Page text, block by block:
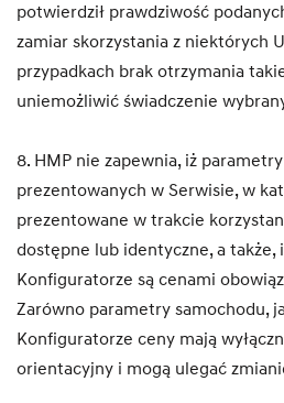
potwierdził prawdziwość
zamiar skorzystania z niektórych
przypadkach brak otrzymania
uniemożliwić świadczenie
8. HMP nie zapewnia, iż
prezentowanych w Serwisie, w
prezentowane w trakcie
dostępne lub identyczne, a także,
Konfiguratorze są cenami
Zarówno parametry samochodu,
Konfiguratorze ceny mają
orientacyjny i mogą ulegać